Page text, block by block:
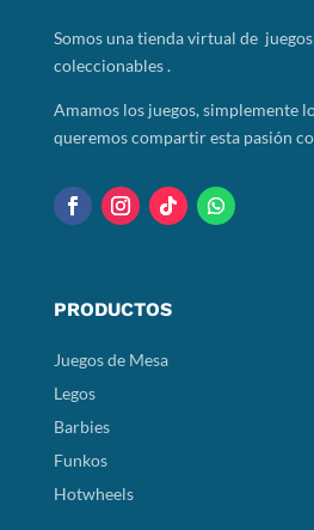
Somosuna tienda virtual de juegos
coleccionables .
Amamos los juegos, simplemente
queremos compartir esta pasión
PRODUCTOS
Juegos de Mesa
Legos
Barbies
Funkos
Hotwheels